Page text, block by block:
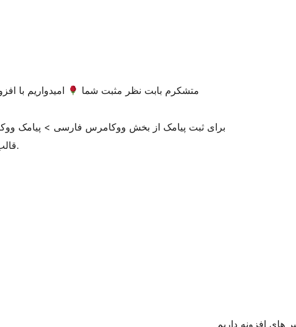
متشکرم بابت نظر مثبت شما
امیدواریم با
برای ثبت پیامک از بخش ووکامرس فارسی > پیامک
قالب پیامک را ثبت کنید و از متاباکس سفارش برای ارسال پیامک اقدام کنید.
های افزونه داریم